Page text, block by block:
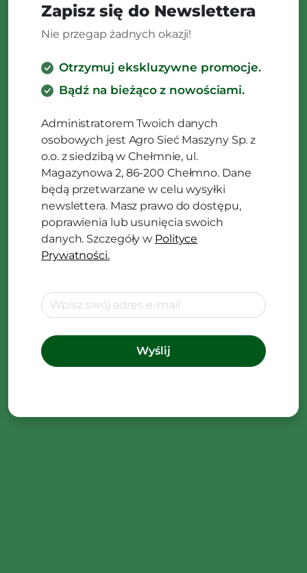
Zapisz się do Newslettera
Nie przegap żadnych okazji!
Otrzymuj ekskluzywne promocje.
Bądź na bieżąco z nowościami.
Administratorem Twoich danych
osobowych jest Agro Sieć Maszyny Sp. z
o.o. z siedzibą w Chełmnie, ul.
Magazynowa 2, 86-200 Chełmno. Dane
będą przetwarzane w celu wysyłki
newslettera. Masz prawo do dostępu,
poprawienia lub usunięcia swoich
danych. Szczegóły w Polityce
Prywatności.